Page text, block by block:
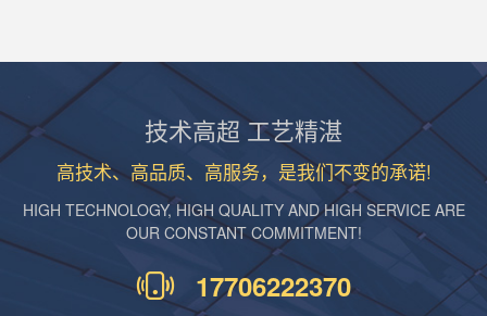
技术高超 工艺精湛
高技术、高品质、高服务，是我们不变的承诺!
HIGH TECHNOLOGY, HIGH QUALITY AND HIGH SERVICE ARE
OUR CONSTANT COMMITMENT!
17706222370